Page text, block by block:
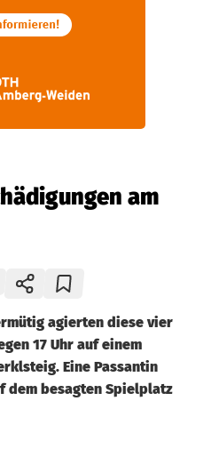
am
agierten diese vier
17 Uhr auf einem
Eine Passantin
dem besagten Spielplatz